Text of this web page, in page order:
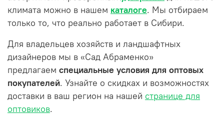
климата можно в нашем каталоге. Мы отбираем
только то, что реально работает в Сибири.
Для владельцев хозяйств и ландшафтных
дизайнеров мы в «Сад Абраменко»
предлагаем специальные условия для оптовых
покупателей. Узнайте о скидках и возможностях
доставки в ваш регион на нашей странице для
оптовиков.